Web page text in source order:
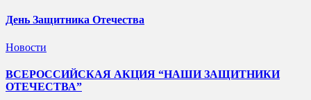
День Защитника Отечества
Новости
ВСЕРОССИЙСКАЯ АКЦИЯ “НАШИ ЗАЩИТНИКИ
ОТЕЧЕСТВА”